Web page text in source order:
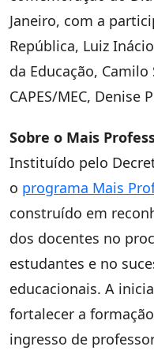
Janeiro, com a
República, Luiz
da Educação,
CAPES/MEC, Denise
Sobre o Mais
Instituído pelo
o programa Mais
construído em
dos docentes no
estudantes e no
educacionais. A
fortalecer a
ingresso de